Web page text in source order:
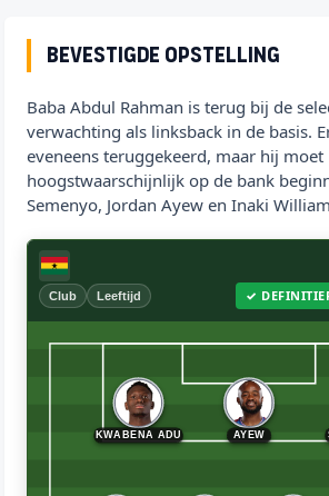
Bevestigde opstelling
Baba Abdul Rahman is terug bij de
verwachting als linksback in de basis.
eveneens teruggekeerd, maar hij moet
hoogstwaarschijnlijk op de bank
Semenyo, Jordan Ayew en Inaki
Club Leeftijd ✓
KWABENA ADU AYEW